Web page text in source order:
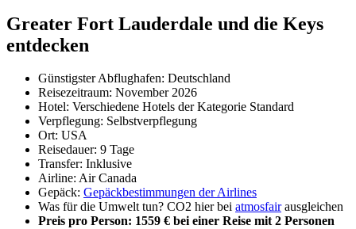
Greater Fort Lauderdale und die Keys
entdecken
Günstigster Abflughafen: Deutschland
Reisezeitraum: November 2026
Hotel: Verschiedene Hotels der Kategorie Standard
Verpflegung: Selbstverpflegung
Ort: USA
Reisedauer: 9 Tage
Transfer: Inklusive
Airline: Air Canada
Gepäck: Gepäckbestimmungen der Airlines
Was für die Umwelt tun? CO2 hier bei atmosfairausgleichen
Preis pro Person: 1559 € bei einer Reise mit 2 Personen